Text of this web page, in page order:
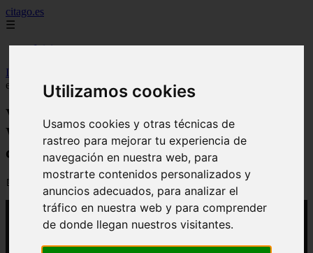
Utilizamos cookies
Usamos cookies y otras técnicas de
rastreo para mejorar tu experiencia de
navegación en nuestra web, para
mostrarte contenidos personalizados y
anuncios adecuados, para analizar el
tráfico en nuestra web y para comprender
de donde llegan nuestros visitantes.
citago.es
☰
Inicio
Inicio
el ex de Belinda fueron captados besándose
Video Romance confirmado? Emma
Watson y el ex de Belinda fueron
captados besándose
📅 09/03/2026